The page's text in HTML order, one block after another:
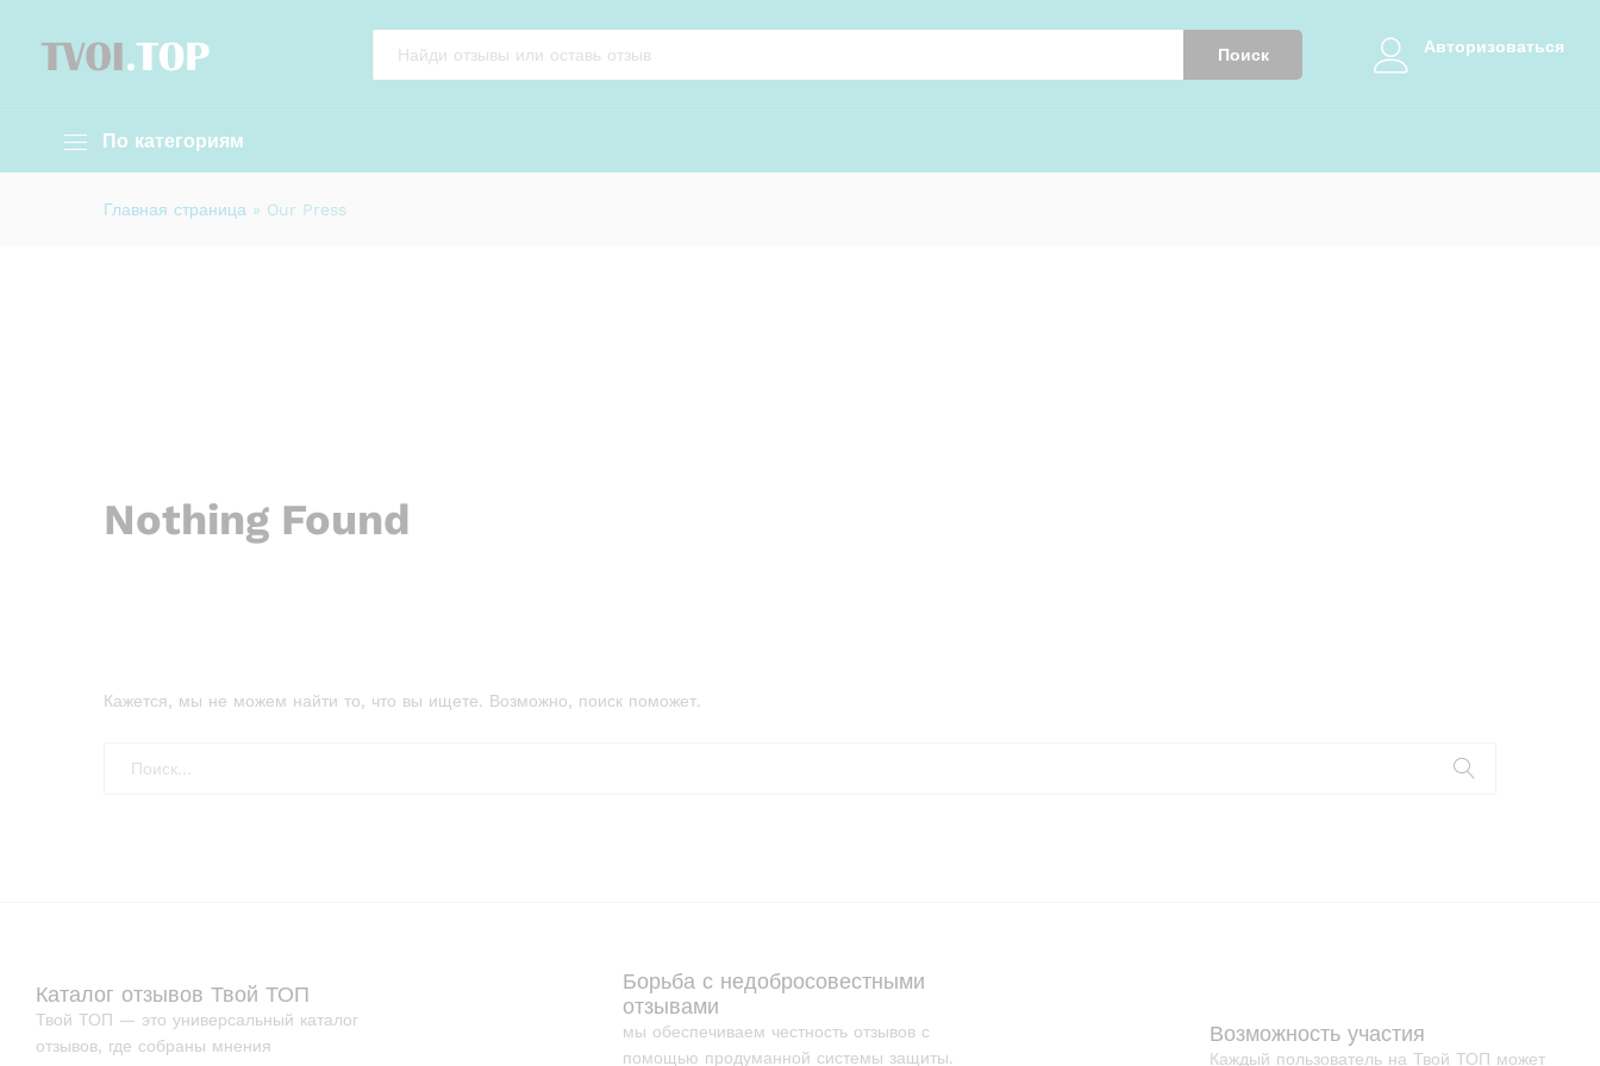
Поиск Авторизоваться
По категориям
Главная страница » Our Press
Nothing Found
Кажется, мы не можем найти то, что вы ищете. Возможно, поиск поможет.
Каталог отзывов Твой ТОП
Твой ТОП — это универсальный каталог
отзывов, где собраны мнения
Борьба с недобросовестными
отзывами
мы обеспечиваем честность отзывов с
помощью продуманной системы защиты.
Возможность участия
Каждый пользователь на Твой ТОП может